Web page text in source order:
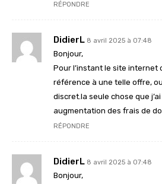
RÉPONDRE
DidierL 8 avril 2025 à 07:48
Bonjour,
Pour l’instant le site internet
référence à une telle offre,
discret.la seule chose que
augmentation des frais de
RÉPONDRE
DidierL 8 avril 2025 à 07:48
Bonjour,